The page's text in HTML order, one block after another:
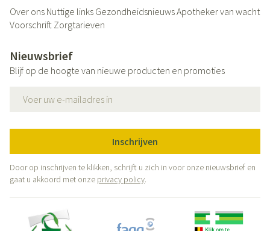
Over ons Nuttige links GezondheidsnieuwsApotheker van wacht
Voorschrift Zorgtarieven
Nieuwsbrief
Blijf op de hoogte van nieuwe producten en promoties
Inschrijven
Door op inschrijven te klikken, schrijft u zich in voor onze nieuwsbrief en
gaat u akkoord met onze privacy policy.